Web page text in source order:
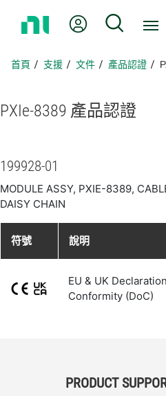
頁
我的帳號 搜尋
首頁 支援 文件 產品認證
PXIe-8389 產品認證
199928-01
MODULE ASSY, PXIE-8389,
DAISY CHAIN
符號 說明
EU & UK
Conformity (DoC)
PRODUCT